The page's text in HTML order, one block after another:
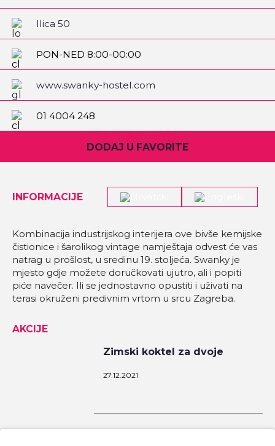
Ilica 50
PON-NED 8:00-00:00
www.swanky-hostel.com
01 4004 248
DODAJ U FAVORITE
INFORMACIJE
Kombinacija industrijskog interijera ove bivše kemijske
čistionice i šarolikog vintage namještaja odvest će vas
natrag u prošlost, u sredinu 19. stoljeća. Swanky je
mjesto gdje možete doručkovati ujutro, ali i popiti
piće navečer. Ili se jednostavno opustiti i uživati na
terasi okruženi predivnim vrtom u srcu Zagreba.
AKCIJE
Zimski koktel za dvoje
27.12.2021